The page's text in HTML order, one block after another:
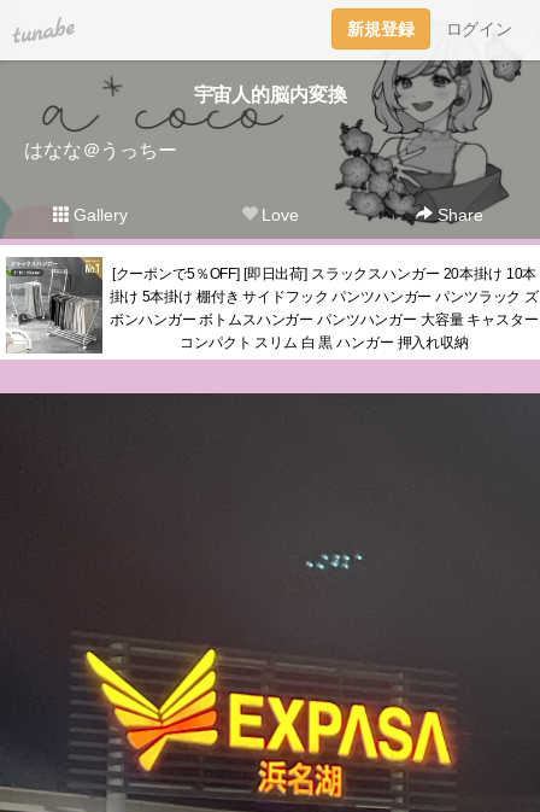
tuna.be 新規登録 ログイン
宇宙人的脳内変換
はなな＠うっちー
Gallery Love Share
[クーポンで5％OFF] [即日出荷] スラックスハンガー 20本掛け 10本
掛け 5本掛け 棚付き サイドフック パンツハンガー パンツラック ズ
ボンハンガー ボトムスハンガー パンツハンガー 大容量 キャスター
コンパクト スリム 白 黒 ハンガー 押入れ収納